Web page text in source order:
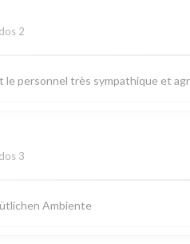
2
personnel très sympathique et
3
Ambiente